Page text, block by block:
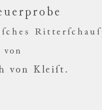
von
von Kleiſt.